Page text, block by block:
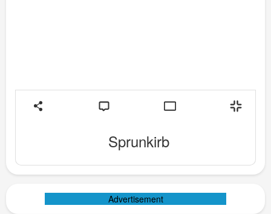
Sprunkirb
Advertisement